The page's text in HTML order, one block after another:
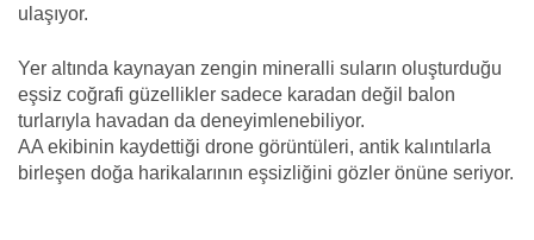
ulaşıyor.
Yer altında kaynayan zengin mineralli suların oluşturduğu
eşsiz coğrafi güzellikler sadece karadan değil balon
turlarıyla havadan da deneyimlenebiliyor.
AA ekibinin kaydettiği drone görüntüleri, antik kalıntılarla
birleşen doğa harikalarının eşsizliğini gözler önüne seriyor.